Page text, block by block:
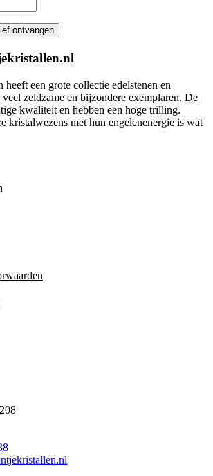
een grote collectie edelstenen en
zeldzame en bijzondere exemplaren. De
kwaliteit en hebben een hoge trilling.
kristalwezens met hun engelenenergie is wat